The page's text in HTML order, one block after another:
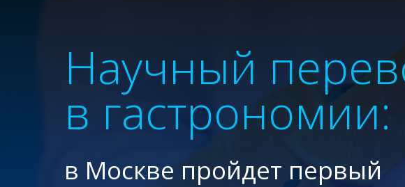
Научный
в гастрономии:
в Москве пройдет первый